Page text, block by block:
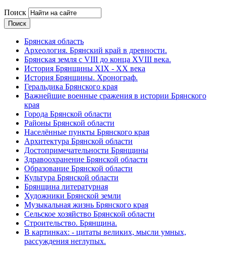
Поиск
Брянская область
Археология. Брянский край в древности.
Брянская земля с VIII до конца XVIII века.
История Брянщины XIX - XX века
История Брянщины. Хронограф.
Геральдика Брянского края
Важнейшие военные сражения в истории Брянского
края
Города Брянской области
Районы Брянской области
Населённые пункты Брянского края
Архитектура Брянской области
Достопримечательности Брянщины
Здравоохранение Брянской области
Образование Брянской области
Культура Брянской области
Брянщина литературная
Художники Брянской земли
Музыкальная жизнь Брянского края
Сельское хозяйство Брянской области
Строительство. Брянщина.
В картинках: - цитаты великих, мысли умных,
рассуждения неглупых.